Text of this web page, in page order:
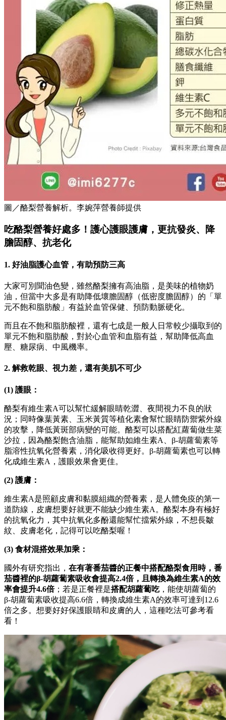
圖／酪梨營養解析。李婉萍營養師提供
吃酪梨營養好處多！護心護眼護膚，更抗發炎、降
膽固醇、抗老化
1. 好油脂護心血管，有助預防三高
大家可別聞油色變，雖然酪梨擁有高油脂，是美味的植物奶
油，但當中大多是有助降低壞膽固醇（低密度膽固醇）的「單
元不飽和脂肪酸」有益於血管保健、預防動脈硬化。
而且在不飽和脂肪酸裡，還有七成是一般人日常較少攝取到的
單元不飽和脂肪酸，對於心血管和血脂有益，幫助降低高血
壓、糖尿病、中風機率。
2. 解救乾眼、視力差，還有美肌不可少
(1) 護眼：
酪梨有維生素A可以幫忙緩解眼睛乾澀、夜間視力不良的狀
況；同時像葉黃素、玉米黃質等植化素會幫忙眼睛防禦紫外線
的攻擊，降低黃斑部病變的可能。酪梨可以搭配紅蘿蔔做生菜
沙拉，因為酪梨飽含油脂，能幫助如維生素A、β-胡蘿蔔素等
脂溶性抗氧化營養素，消化吸收得更好。β-胡蘿蔔素也可以轉
化成維生素A，護眼效果會更佳。
(2) 護膚：
維生素A是照顧皮膚和黏膜組織的營養素，是人體免疫的第一
道防線，皮膚想要好就更不能缺少維生素A。酪梨本身有極好
的抗氧化力，其中抗氧化多酚還能幫忙擋紫外線，不想長皺
紋、皮膚老化，記得可以吃酪梨喔！
(3) 食材混搭效果加乘：
國外有研究指出， 在有著番茄醬的正餐中搭配酪梨食用時，番
茄醬裡的β-胡蘿蔔素吸收會提高2.4倍，且轉換為維生素A的效
率會提升4.6倍；若是正餐裡是搭配胡蘿蔔吃，能使胡蘿蔔的
β-胡蘿蔔素吸收提高6.6倍，轉換成維生素A的效率可達到12.6
倍之多。想要好好保護眼睛和皮膚的人，這種吃法可參考看
看！